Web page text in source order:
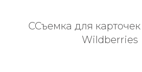
ССъемка для карточек
Wildberries